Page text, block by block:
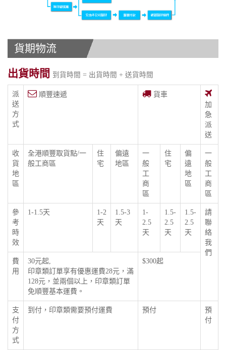
貨期物流
出貨時間 到貨時間 = 出貨時間 + 送貨時間
派
送
方
式
順豐速遞
貨車
加
急
派
送
收
貨
地
區
全港順豐取貨點/一
般工商區
住
宅
偏遠
地區
一
般
工
商
區
住
宅
偏
遠
地
區
一
般
工
商
區
參
考
時
效
1-1.5天
1-2
天
1.5-3
天
1-
2.5
天
1.5-
2.5
天
1.5-
2.5
天
請
聯
絡
我
們
費
用
30元起,
印章類訂單享有優惠運費28元，滿
128元，並兩個以上，印章類訂單
免順豐基本運費。
$300起
支
付
方
式
到付，印章類需要預付運費 預付
預
付